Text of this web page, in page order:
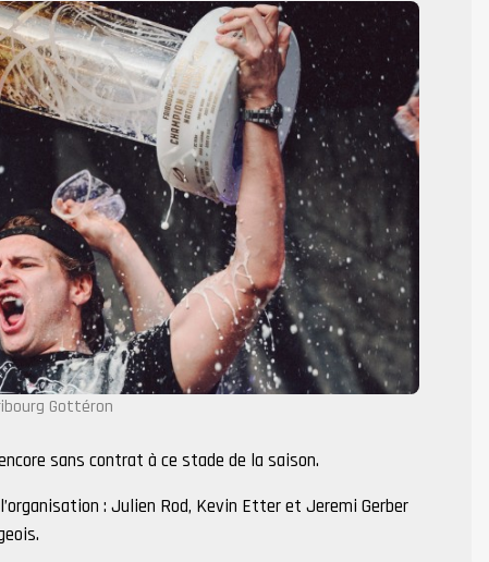
Gottéron
sans contrat à ce stade de la saison.
: Julien Rod, Kevin Etter et Jeremi Gerber